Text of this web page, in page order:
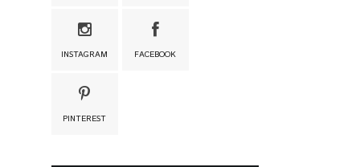
INSTAGRAM FACEBOOK
PINTEREST